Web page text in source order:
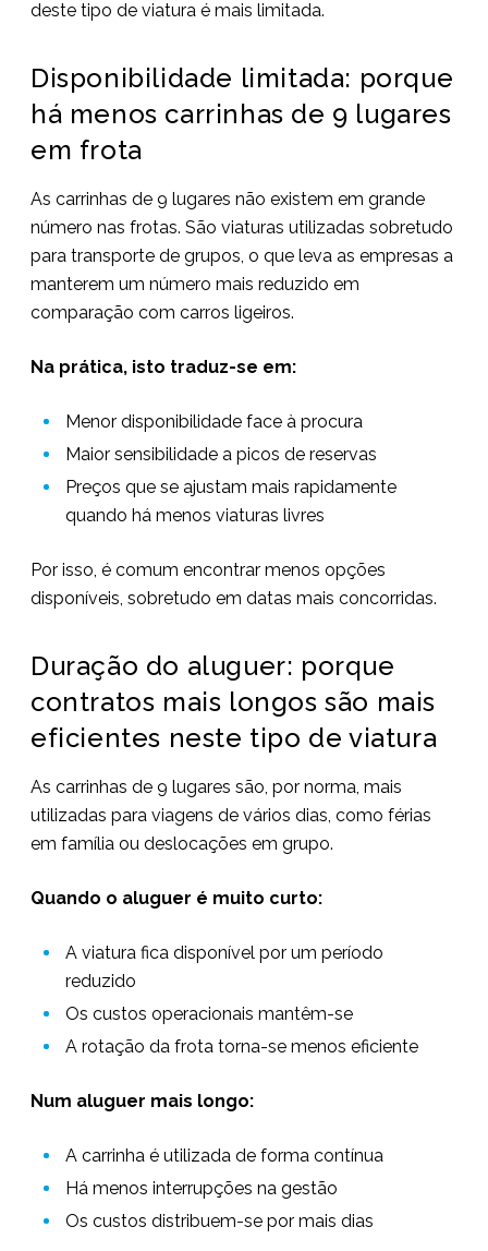
deste tipo de viatura é mais limitada.
Disponibilidade limitada: porque
há menos carrinhas de 9 lugares
em frota
As carrinhas de 9 lugares não existem em grande
número nas frotas. São viaturas utilizadas sobretudo
para transporte de grupos, o que leva as empresas a
manterem um número mais reduzido em
comparação com carros ligeiros.
Na prática, isto traduz-se em:
Menor disponibilidade face à procura
Maior sensibilidade a picos de reservas
Preços que se ajustam mais rapidamente
quando há menos viaturas livres
Por isso, é comum encontrar menos opções
disponíveis, sobretudo em datas mais concorridas.
Duração do aluguer: porque
contratos mais longos são mais
eficientes neste tipo de viatura
As carrinhas de 9 lugares são, por norma, mais
utilizadas para viagens de vários dias, como férias
em família ou deslocações em grupo.
Quando o aluguer é muito curto:
A viatura fica disponível por um período
reduzido
Os custos operacionais mantêm-se
A rotação da frota torna-se menos eficiente
Num aluguer mais longo:
A carrinha é utilizada de forma contínua
Há menos interrupções na gestão
Os custos distribuem-se por mais dias